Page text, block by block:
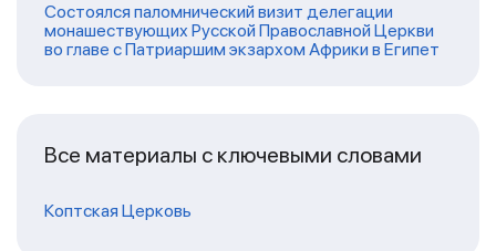
Состоялся паломнический визит делегации
монашествующих Русской Православной Церкви
во главе с Патриаршим экзархом Африки в Египет
Все материалы с ключевыми словами
Коптская Церковь